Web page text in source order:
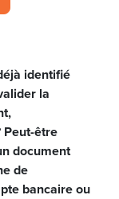
identifié
la
être
document
de
bancaire ou